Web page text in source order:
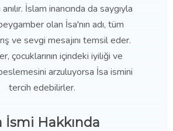
İslam inancında da saygıyla
olan İsa'nın adı, tüm
ve sevgi mesajını temsil eder.
çocuklarının içindeki iyiliği ve
arzuluyorsa İsa ismini
tercih edebilirler.
İsmi Hakkında